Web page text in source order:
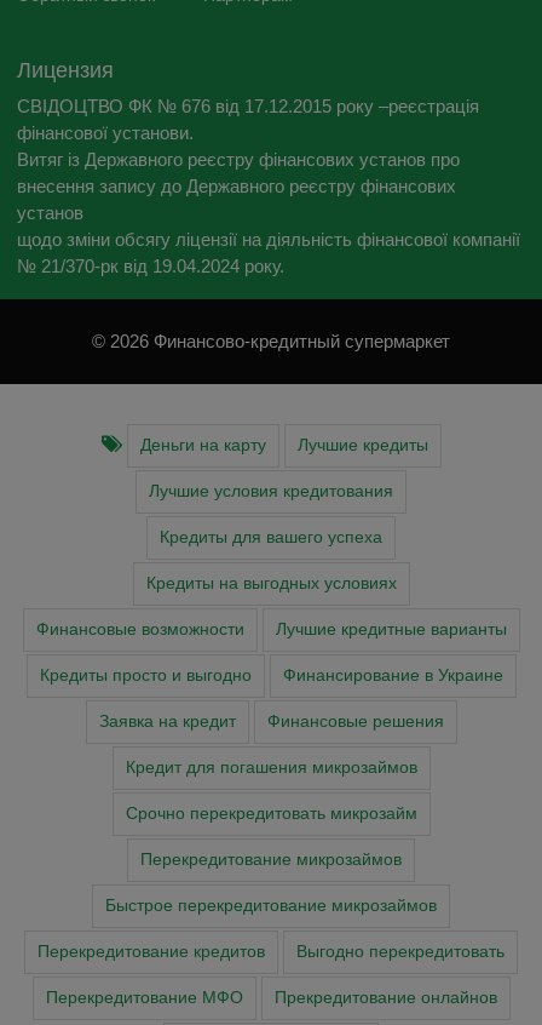
Лицензия
СВІДОЦТВО ФК № 676 від 17.12.2015 року –реєстрація
фінансової установи.
Витяг із Державного реєстру фінансових установ про
внесення запису до Державного реєстру фінансових
установ
щодо зміни обсягу ліцензії на діяльність фінансової компанії
№ 21/370-рк від 19.04.2024 року.
© 2026 Финансово-кредитный супермаркет
Деньги на карту Лучшие кредиты
Лучшие условия кредитования
Кредиты для вашего успеха
Кредиты на выгодных условиях
Финансовые возможности Лучшие кредитные варианты
Кредиты просто и выгодно Финансирование в Украине
Заявка на кредит Финансовые решения
Кредит для погашения микрозаймов
Срочно перекредитовать микрозайм
Перекредитование микрозаймов
Быстрое перекредитование микрозаймов
Перекредитование кредитов Выгодно перекредитовать
Перекредитование МФО Прекредитование онлайнов